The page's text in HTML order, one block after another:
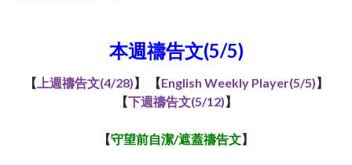
本週禱告文(5/5)
【 上週禱告文(4/28)】 【English Weekly Player(5/5)】
【下週禱告文(5/12)】
【守望前自潔/遮蓋禱告文】